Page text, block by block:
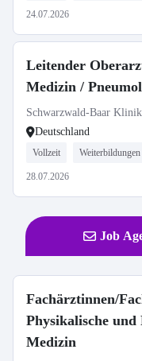
24.07.2026
Leitender
Medizin /
Schwarzwald-Baar
Deutschland
Vollzeit Weiterbildungen
28.07.2026
Job
Fachärztinnen/
Physikalische
Medizin